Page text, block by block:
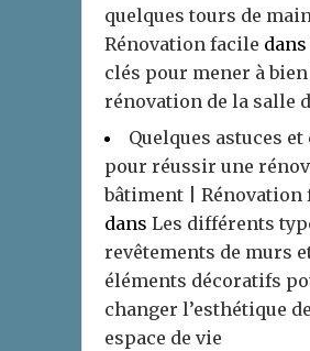
quelques tours de main
Rénovation facile dans
clés pour mener à
rénovation de la salle
Quelques astuces
pour réussir une
bâtiment | Rénovation
dans Les différents
revêtements de murs
éléments décoratifs
changer l’esthétique
espace de vie